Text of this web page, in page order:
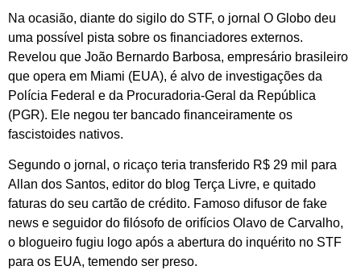
Na ocasião, diante do sigilo do STF, o jornal O Globo deu
uma possível pista sobre os financiadores externos.
Revelou que João Bernardo Barbosa, empresário brasileiro
que opera em Miami (EUA), é alvo de investigações da
Polícia Federal e da Procuradoria-Geral da República
(PGR). Ele negou ter bancado financeiramente os
fascistoides nativos.
Segundo o jornal, o ricaço teria transferido R$ 29 mil para
Allan dos Santos, editor do blog Terça Livre, e quitado
faturas do seu cartão de crédito. Famoso difusor de fake
news e seguidor do filósofo de orifícios Olavo de Carvalho,
o blogueiro fugiu logo após a abertura do inquérito no STF
para os EUA, temendo ser preso.